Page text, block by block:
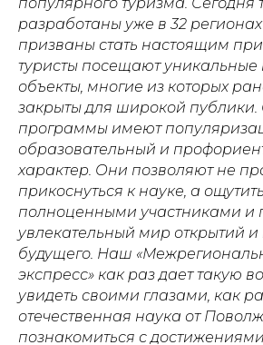
разработаны уже в 32
призваны стать настоящим
туристы посещают уникальные
объекты, многие из которых
закрыты для широкой
программы имеют
образовательный и
характер. Они позволяют не
прикоснуться к науке, а
полноценными участниками и
увлекательный мир открытий и
будущего. Наш
экспресс» как раз дает такую
увидеть своими глазами, как
отечественная наука от
познакомиться с